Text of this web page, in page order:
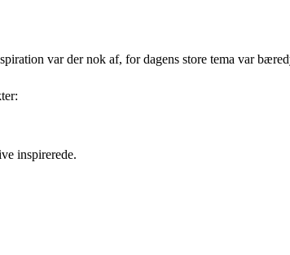
var der nok af, for dagens store tema var
inspirerede.